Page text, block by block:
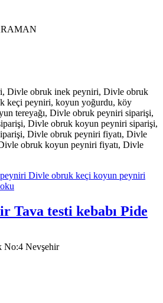
Divle obruk inek peyniri, Divle obruk
keçi peyniri, koyun yoğurdu, köy
tereyağı, Divle obruk peyniri siparişi,
Divle obruk koyun peyniri siparişi,
Divle obruk peyniri fiyatı, Divle
obruk koyun peyniri fiyatı, Divle
Divle obruk keçi koyun peyniri
Tava testi kebabı Pide
No:4 Nevşehir